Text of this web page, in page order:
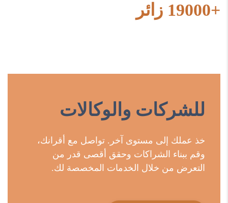
+19000 زائر
للشركات والوكالات
خذ عملك إلى مستوى آخر. تواصل مع أقرانك،
وقم ببناء الشراكات وحقق أقصى قدر من
التعرض من خلال الخدمات المخصصة لك.